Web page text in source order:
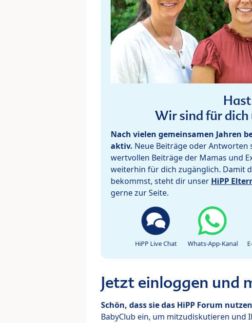
Wir sind für dich
Nach vielen gemeinsamen Jahren
aktiv. Neue Beiträge oder Antworten
wertvollen Beiträge der Mamas und
weiterhin für dich zugänglich. Damit
bekommst, steht dir unser HiPP
gerne zur Seite.
HiPP Live Chat Whats-App-Kanal
Jetzt einloggen und
Schön, dass sie das HiPP Forum
BabyClub ein, um mitzudiskutieren und